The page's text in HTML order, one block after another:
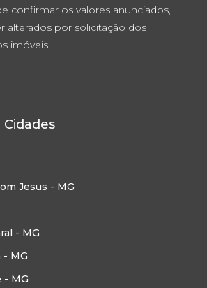
confirmar os valores anunciados,
alterados por solicitação dos
imóveis.
Jesus - MG
- MG
- MG
- MG